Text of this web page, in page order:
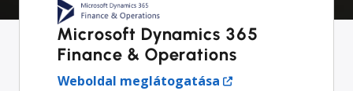
Microsoft Dynamics 365
Finance & Operations
Weboldal meglátogatása